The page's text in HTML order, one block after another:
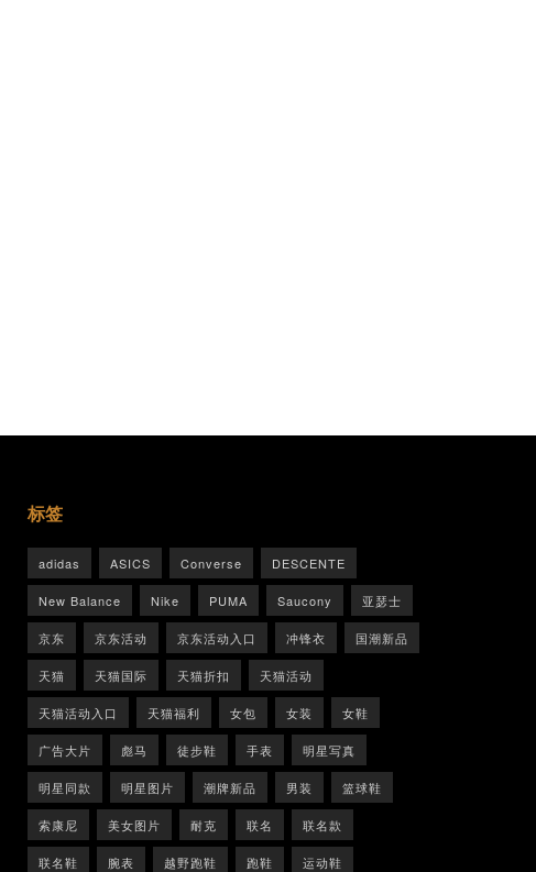
标签
adidas ASICS Converse DESCENTE
New Balance Nike PUMA Saucony 亚瑟士
京东 京东活动 京东活动入口 冲锋衣 国潮新品
天猫 天猫国际 天猫折扣 天猫活动
天猫活动入口 天猫福利 女包 女装 女鞋
广告大片 彪马 徒步鞋 手表 明星写真
明星同款 明星图片 潮牌新品 男装 篮球鞋
索康尼 美女图片 耐克 联名 联名款
联名鞋 腕表 越野跑鞋 跑鞋 运动鞋